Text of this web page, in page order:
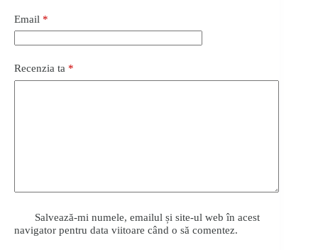
Email *
Recenzia ta *
Salvează-mi numele, emailul și site-ul web în acest
navigator pentru data viitoare când o să comentez.